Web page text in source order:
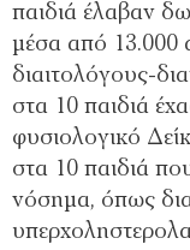
παιδιά έλαβαν
μέσα από 13.000
διαιτολόγους-
στα 10 παιδιά
φυσιολογικό
στα 10 παιδιά
νόσημα, όπως